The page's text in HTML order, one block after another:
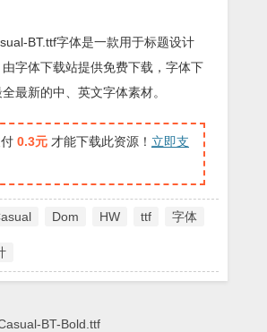
BT.ttf字体是一款用于标题设计
字体下载站提供免费下载，字体下
最新的中、英文字体素材。
0.3元 才能下载此资源！ 立即支
Dom HW ttf 字体
BT-Bold.ttf